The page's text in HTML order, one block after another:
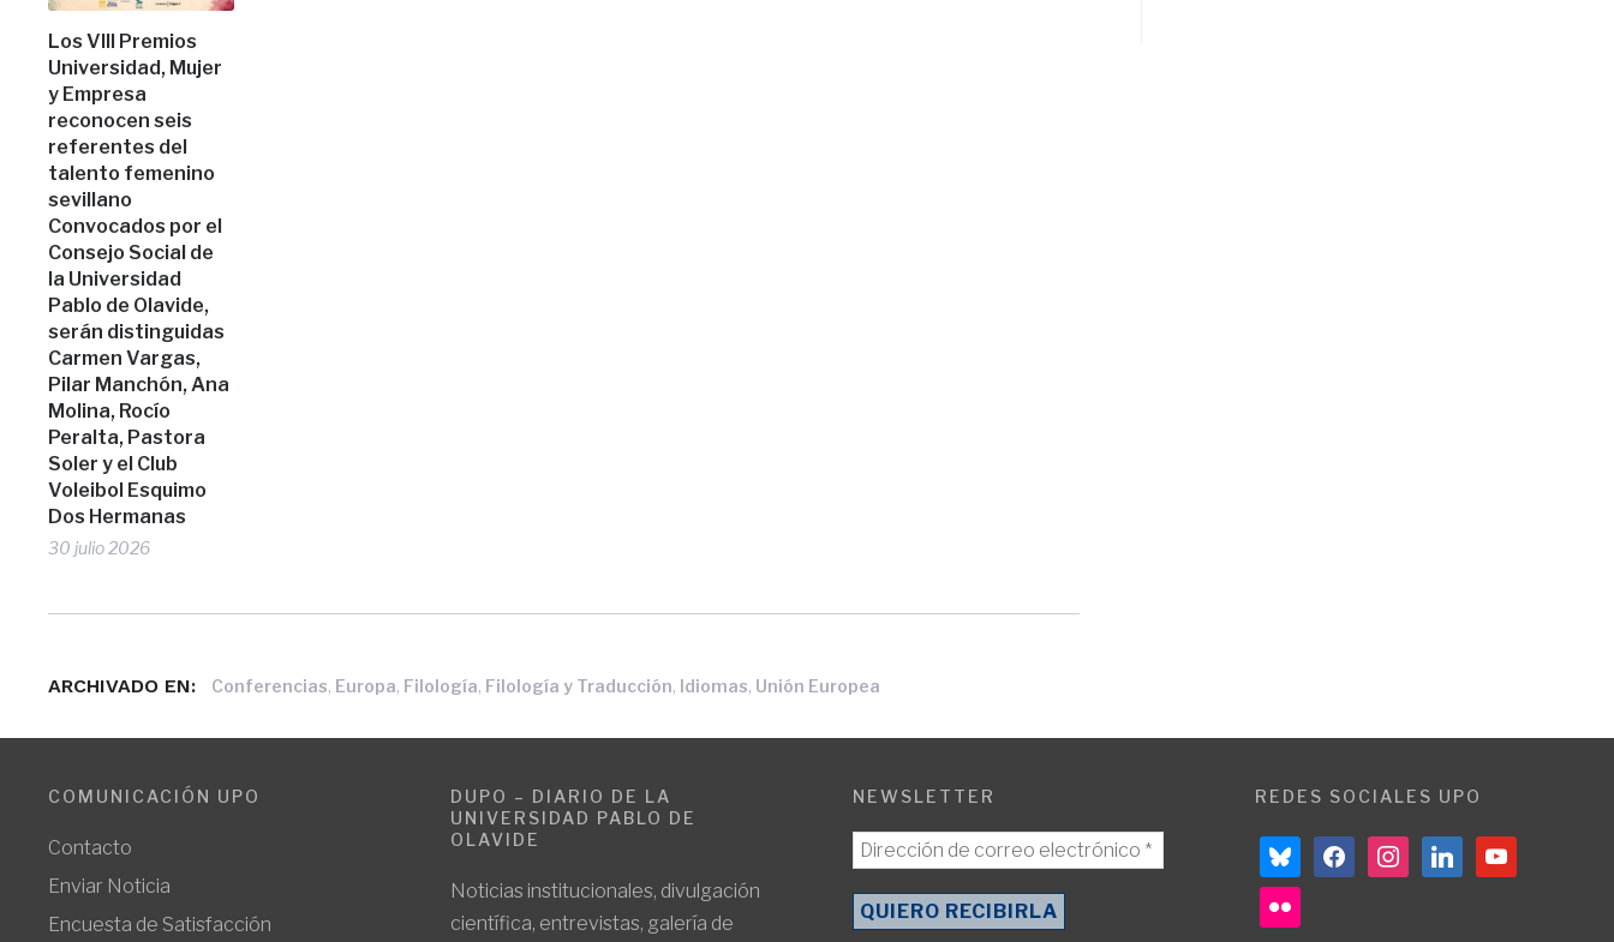
Los VIII Premios
Universidad, Mujer
y Empresa
reconocen seis
referentes del
talento femenino
sevillano
Convocados por el
Consejo Social de
la Universidad
Pablo de Olavide,
serán distinguidas
Carmen Vargas,
Pilar Manchón, Ana
Molina, Rocío
Peralta, Pastora
Soler y el Club
Voleibol Esquimo
Dos Hermanas
30 julio 2026
ARCHIVADO EN: Conferencias, Europa, Filología, Filología y Traducción, Idiomas, Unión Europea
COMUNICACIÓN UPO
Contacto
Enviar Noticia
Encuesta de Satisfacción
DUPO – DIARIO DE LA
UNIVERSIDAD PABLO DE
OLAVIDE
Noticias institucionales, divulgación
científica, entrevistas, galería de
NEWSLETTER REDES SOCIALES UPO
blueskyfacebookinstagramlinkedin youtube
flickr